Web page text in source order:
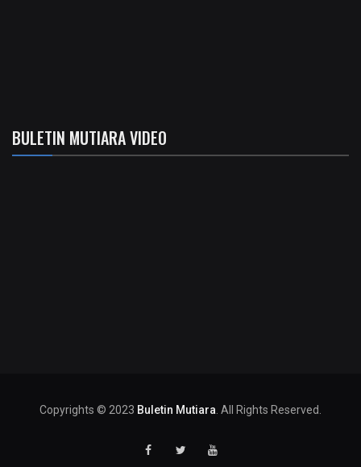
BULETIN MUTIARA VIDEO
Copyrights © 2023 Buletin Mutiara . All Rights Reserved.